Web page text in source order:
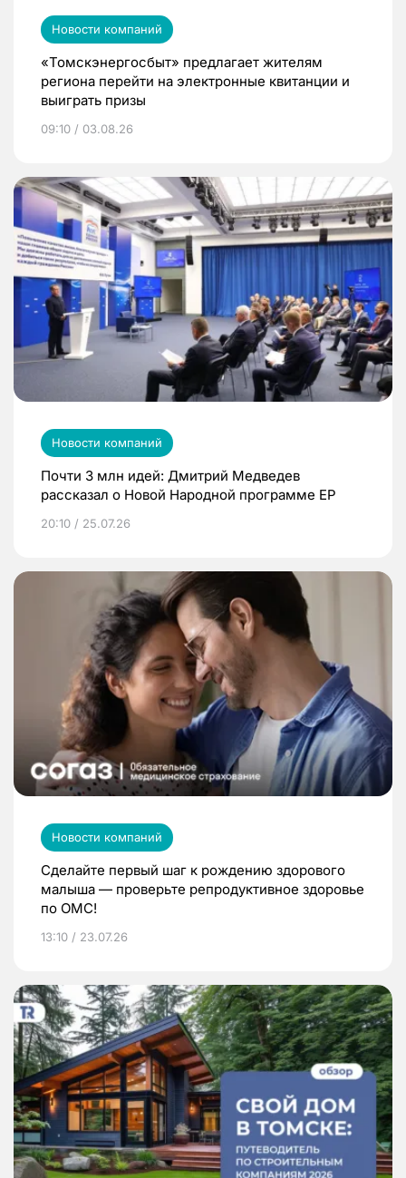
Новости компаний
«Томскэнергосбыт» предлагает жителям
региона перейти на электронные квитанции и
выиграть призы
09:10 / 03.08.26
Новости компаний
Почти 3 млн идей: Дмитрий Медведев
рассказал о Новой Народной программе ЕР
20:10 / 25.07.26
Новости компаний
Сделайте первый шаг к рождению здорового
малыша — проверьте репродуктивное здоровье
по ОМС!
13:10 / 23.07.26